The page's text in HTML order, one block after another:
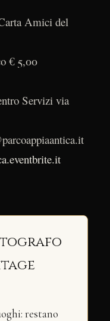
Amici del
€ 5,00
Servizi via
restano